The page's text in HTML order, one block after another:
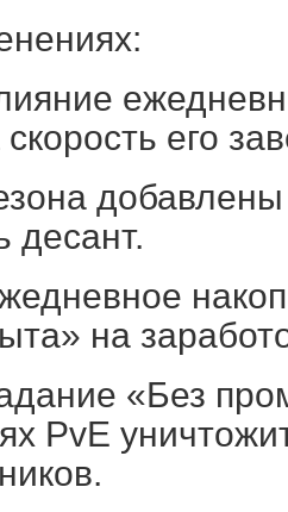
скорость его
десант.
на
«Без
PvE